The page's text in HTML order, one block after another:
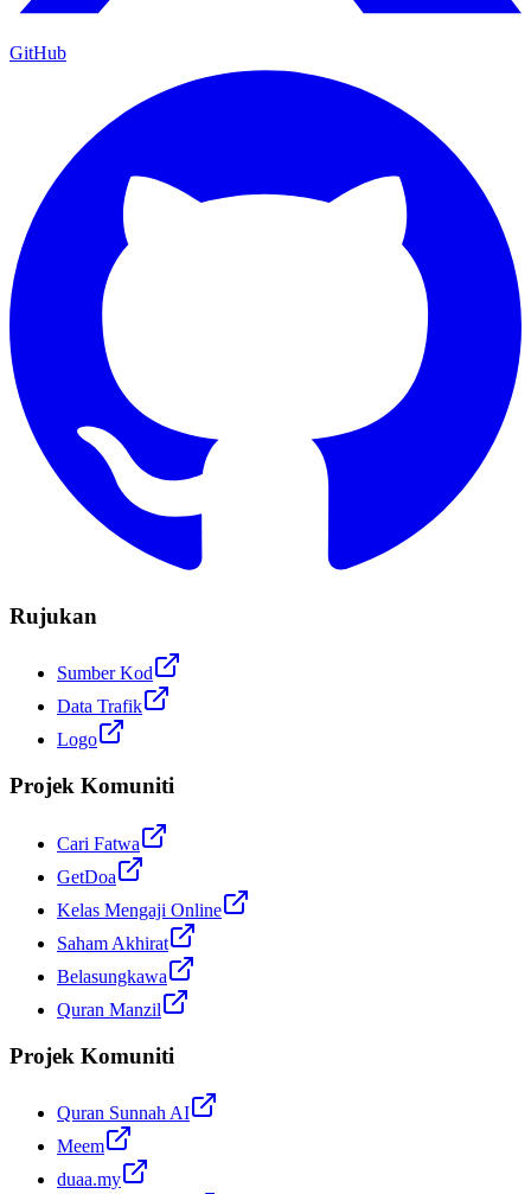
GitHub
Rujukan
Sumber Kod
Data Trafik
Logo
Projek Komuniti
Cari Fatwa
GetDoa
Kelas Mengaji Online
Saham Akhirat
Belasungkawa
Quran Manzil
Projek Komuniti
Quran Sunnah AI
Meem
duaa.my